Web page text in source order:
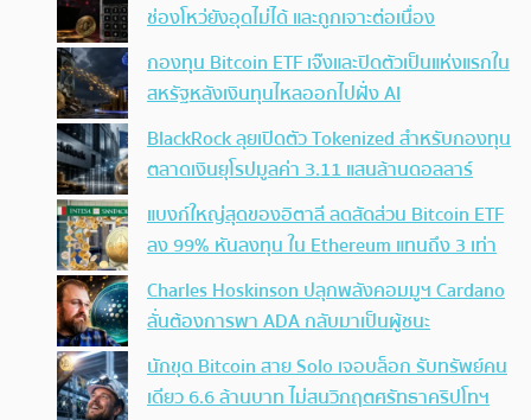
ช่องโหว่ยังอุดไม่ได้ และถูกเจาะต่อเนื่อง
กองทุน Bitcoin ETF เจ๊งและปิดตัวเป็นแห่งแรกใน
สหรัฐหลังเงินทุนไหลออกไปฝั่ง AI
BlackRock ลุยเปิดตัว Tokenized สำหรับกองทุน
ตลาดเงินยุโรปมูลค่า 3.11 แสนล้านดอลลาร์
แบงก์ใหญ่สุดของอิตาลี ลดสัดส่วน Bitcoin ETF
ลง 99% หันลงทุน ใน Ethereum แทนถึง 3 เท่า
Charles Hoskinson ปลุกพลังคอมมูฯ Cardano
ลั่นต้องการพา ADA กลับมาเป็นผู้ชนะ
นักขุด Bitcoin สาย Solo เจอบล็อก รับทรัพย์คน
เดียว 6.6 ล้านบาท ไม่สนวิกฤตศรัทธาคริปโทฯ